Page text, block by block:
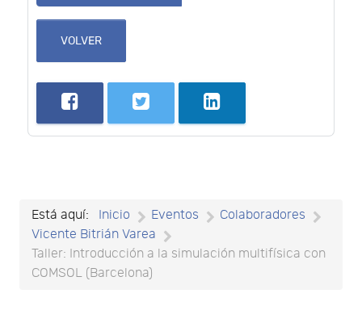
VOLVER
Está aquí: Inicio Eventos
Colaboradores
Vicente Bitrián Varea
Taller: Introducción a la simulación multifísica con
COMSOL (Barcelona)